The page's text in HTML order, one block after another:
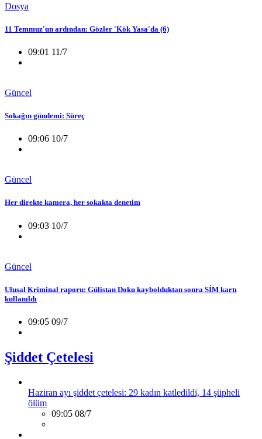
Dosya
11 Temmuz'un ardından: Gözler 'Kök Yasa'da (6)
09:01 11/7
Güncel
Sokağın gündemi: Süreç
09:06 10/7
Güncel
Her direkte kamera, her sokakta denetim
09:03 10/7
Güncel
Ulusal Kriminal raporu: Gülistan Doku kaybolduktan sonra SİM kartı
kullanıldı
09:05 09/7
Şiddet Çetelesi
Haziran ayı şiddet çetelesi: 29 kadın katledildi, 14 şüpheli
ölüm
09:05 08/7